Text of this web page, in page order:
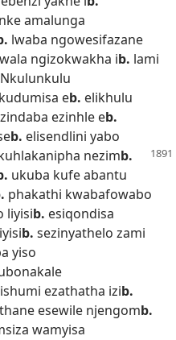
amalunga
lwaba ngowesifazane
ngizokwakha ib. lami
eb. elikhulu
ezinhle eb.
b. elisendlini yabo
nezimb.
ukuba kufe abantu
phakathi kwabafowabo
liyisib. esiqondisa
b. sezinyathelo zami
yiso
ezathatha izib.
esewile njengomb.
wamyisa